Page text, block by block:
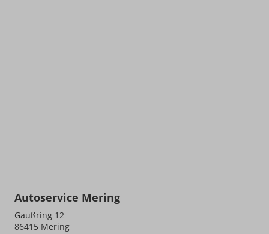
Autoservice Mering
Gaußring 12
86415 Mering